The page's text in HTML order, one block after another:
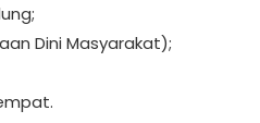
Dini Masyarakat);